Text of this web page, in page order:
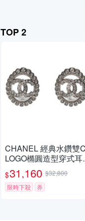
TOP 2
CHANEL 經典水鑽雙C
LOGO橢圓造型穿式耳
(銀色)
$31,160 $32,800
限時下殺
券